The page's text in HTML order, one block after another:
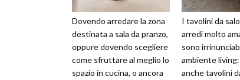
Dovendo arredare la zona
destinata a sala da pranzo,
oppure dovendo scegliere
come sfruttare al meglio lo
spazio in cucina, o ancora
I tavolini da
arredi molto
sono
ambiente
anche tavolini